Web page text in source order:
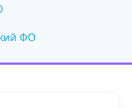
ФО